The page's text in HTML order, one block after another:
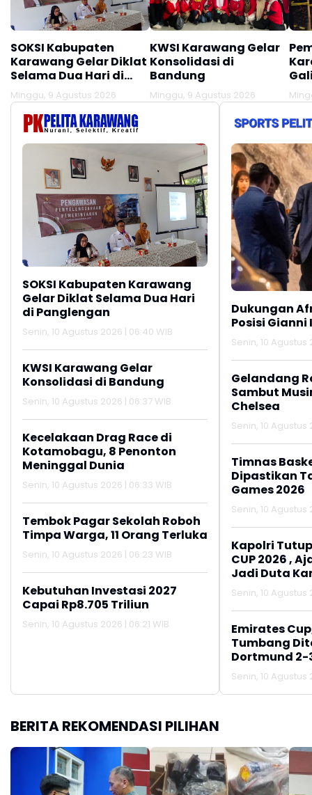
SOKSI Kabupaten
Karawang Gelar Diklat
Selama Dua Hari di
Panglengan
Minggu, 9 Agustus 2026
KWSI Karawang Gelar
Konsolidasi di
Bandung
Minggu, 9 Agustus 2026
SOKSI Kabupaten Karawang
Gelar Diklat Selama Dua Hari
di Panglengan
Senin, 10 Agustus 2026 | 06:40 WIB
KWSI Karawang Gelar
Konsolidasi di Bandung
Senin, 10 Agustus 2026 | 06:37 WIB
Kecelakaan Drag Race di
Kotamobagu, 8 Penonton
Meninggal Dunia
Senin, 10 Agustus 2026 | 06:33 WIB
Tembok Pagar Sekolah Roboh
Timpa Warga, 11 Orang Terluka
Senin, 10 Agustus 2026 | 06:23 WIB
Kebutuhan Investasi 2027
Capai Rp8.705 Triliun
Senin, 10 Agustus 2026 | 06:21 WIB
Dukungan
Posisi Gianni
Senin, 10 Agustus
Gelandang
Sambut
Chelsea
Senin, 10 Agustus
Timnas
Dipastikan
Games 2026
Senin, 10 Agustus
Kapolri
CUP 2026 ,
Jadi Duta
Aktif
110
Senin, 10 Agustus
Emirates
Tumbang
Dortmund 2-
Senin, 10 Agustus
BERITA REKOMENDASI PILIHAN